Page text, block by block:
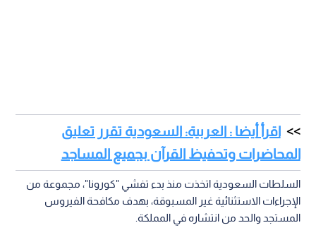
اقرأ أيضا : العربية: السعودية تقرر تعليق
المحاضرات وتحفيظ القرآن بجميع المساجد
السلطات السعودية اتخذت منذ بدء تفشي "كورونا"، مجموعة من
الإجراءات الاستثنائية غير المسبوقة، بهدف مكافحة الفيروس
المستجد والحد من انتشاره في المملكة.